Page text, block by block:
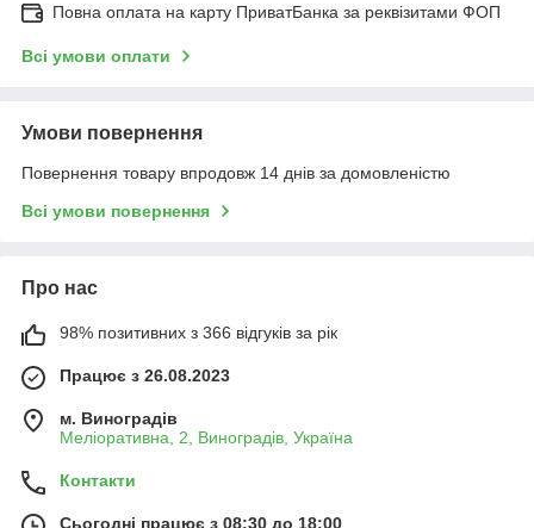
Повна оплата на карту ПриватБанка за реквізитами ФОП
Всі умови оплати
Умови повернення
Повернення товару впродовж 14 днів за домовленістю
Всі умови повернення
Про нас
98% позитивних з 366 відгуків за рік
Працює з 26.08.2023
м. Виноградів
Меліоративна, 2, Виноградів, Україна
Контакти
Сьогодні працює з 08:30 до 18:00